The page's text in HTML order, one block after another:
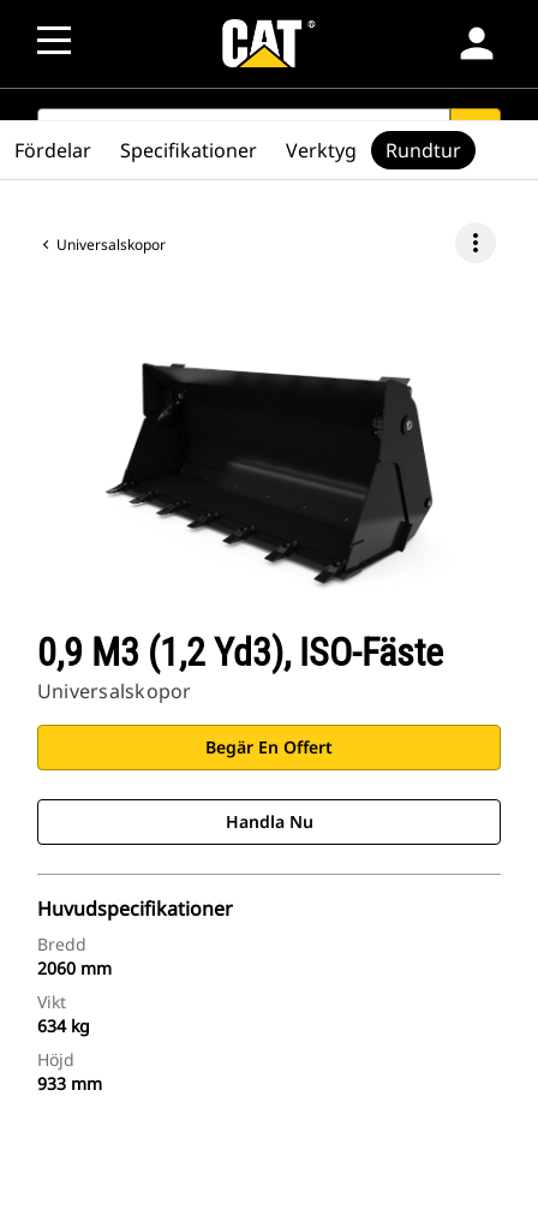
person
SEARCH search
Universalskopor more_vert
0,9 M3 (1,2 Yd3), ISO-Fäste
Universalskopor
Begär En Offert
Handla Nu
Huvudspecifikationer
Bredd
2060 mm
Vikt
634 kg
Höjd
933 mm
Fördelar Specifikationer Verktyg Rundtur